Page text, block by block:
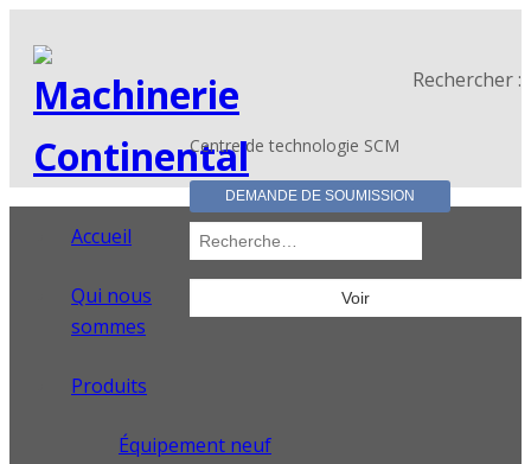
Centre de technologie SCM
DEMANDE DE SOUMISSION
Rechercher :
Accueil
Qui nous
sommes
Produits
Équipement neuf